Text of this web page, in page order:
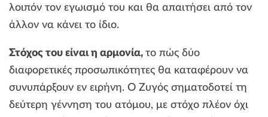
λοιπόν τον εγωισμό του και θα απαιτήσει από τον
άλλον να κάνει το ίδιο.
Στόχος του είναι η αρμονία, το πώς δύο
διαφορετικές προσωπικότητες θα καταφέρουν να
συνυπάρξουν εν ειρήνη. Ο Ζυγός σηματοδοτεί τη
δεύτερη γέννηση του ατόμου, με στόχο πλέον όχι